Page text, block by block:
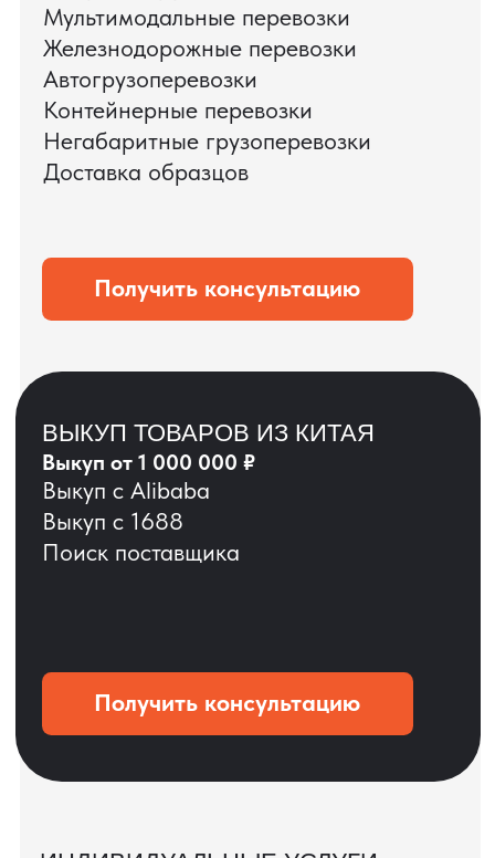
ДО ОПЛАТЫ
ОСТАВЬТЕ ЗАЯВКУ
Мы вернёмся с расчётом и фото после
технической проверки
Оставить заявку